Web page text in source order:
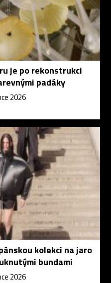
je po rekonstrukci
padáky
2026
kolekci na jaro
bundami
2026